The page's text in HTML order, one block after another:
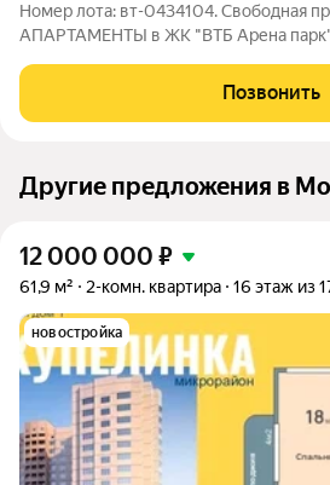
Номер лота: вт-0434104. Свободная
АПАРТАМЕНТЫ в ЖК "ВТБ Арена
мебель,бытовая техника от ведущих
посудомоечную машину,кондиционер и
Позвонить
Другие предложения в
12 000 000 ₽
61,9 м² 2-комн. квартира 16 этаж из
новостройка